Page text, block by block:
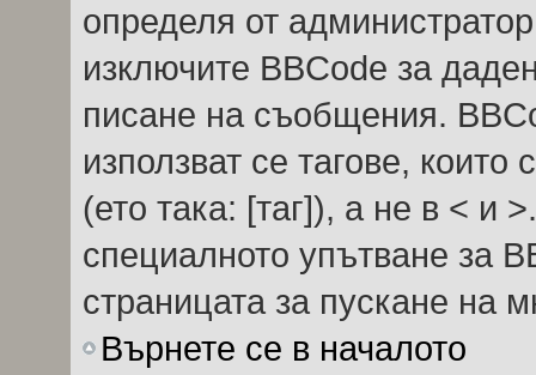
определя от
изключите BBCode за
писане на съобщения.
използват се тагове, които
(ето така: [таг]), а не в < и
специалното упътване за
страницата за пускане на
Върнете се в началото